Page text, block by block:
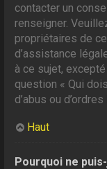
contacter un
renseigner.
propriétaires de
d’assistance
à ce sujet,
question « Qui
d’abus ou
Haut
Pourquoi ne